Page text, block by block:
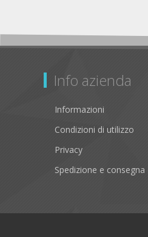
Info azienda
Informazioni
Condizioni di utilizzo
Privacy
Spedizione e consegna